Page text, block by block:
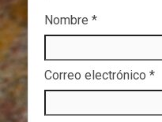
Nombre *
Correo electrónico *